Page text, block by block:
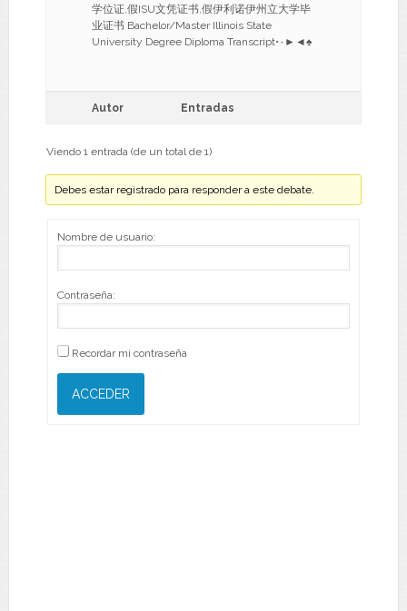
学位证,假ISU文凭证书,假伊利诺伊州立大学毕
业证书 Bachelor/Master Illinois State
University Degree Diploma Transcript•۰►◄♠
Autor Entradas
Viendo 1 entrada (de un total de 1)
Debes estar registrado para responder a este debate.
Nombre de usuario:
Contraseña:
Recordar mi contraseña
ACCEDER